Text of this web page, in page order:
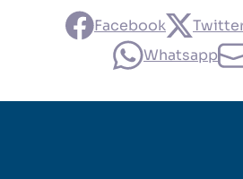
Facebook
Whatsapp